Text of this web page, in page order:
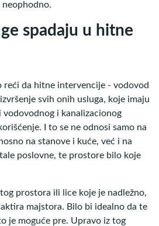
spadaju u hitne
reći da hitne intervencije - vodovod
svih onih usluga, koje imaju
vodovodnog i kanalizacionog
I to se ne odnosi samo na
na stanove i kuće, već i na
poslovne, te prostore bilo koje
prostora ili lice koje je nadležno,
majstora. Bilo bi idealno da te
je moguće pre. Upravo iz tog